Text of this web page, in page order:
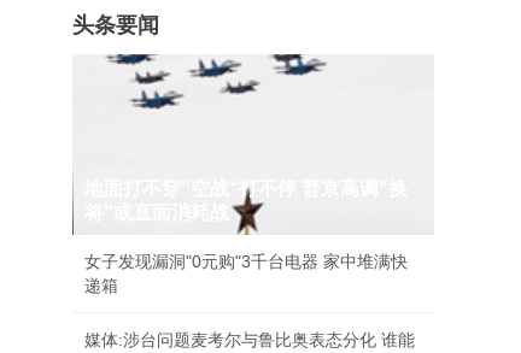
头条要闻
地面打不穿"空战"打不停 普京高调"换
女子发现漏洞"0元购"3千台电器 家中堆满快
递箱
媒体:涉台问题麦考尔与鲁比奥表态分化 谁能